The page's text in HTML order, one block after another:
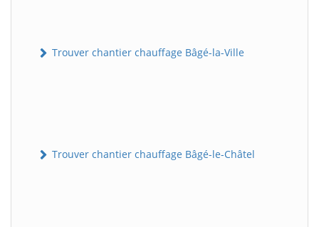
Trouver chantier chauffage Bâgé-la-Ville
Trouver chantier chauffage Bâgé-le-Châtel